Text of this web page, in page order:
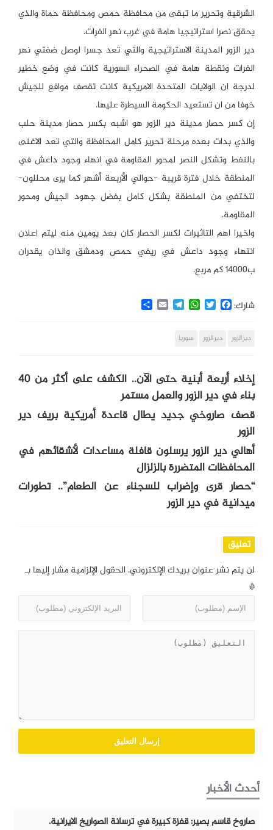
الشرقية وتحرير ما تبقى من محافظة حمص ومحافظة حماة والذي
يحقق نصرا استراتيجيا هامة في غرب نهر الفرات.
دير الزور المدينة الاستراتيجية والتي تعد جسرا لوصل ضفتي نهر
الفرات ونقطة هامة في الصحراء السورية كانت في وضع خطير
لدرجة ان الولايات المتحدة الامريكية كانت تقصف مواقع للجيش
خوفا من ان تستعيد الحكومة السيطرة عليها.
إن كسر حصار مدينة دير الزور هو اشبه بكسر حصار مدينة حلب
والذي بدات بعده مرحلة تحرير كامل المحافظة والتي تعد الاغنى
بالنفط وتشكل النصر لمحور المقاومة في انهاء وجود داعش في
المنطقة خلال فترة قريبة -حوالي الأربعة أشهر كما يرى محللون-
لتختفي من المنطقة بشكل كامل بفضل جهود الجيش ومحور
المقاومة.
واخيرا اهم التاثيرات لكسر الحصار كان بعد يومين منه ليتم اعلان
انتهاء وجود داعش في ريفي حمص ودمشق والذان يقدران
ب١٤٠٠٠ كم مربع.
شارك: Facebook
Twitter
WhatsApp
Telegram
Email
Share
ديرالزور دیرالزور سوريا
إخلاء أربعة أبنية حتى الآن.. الكشف على أكثر من 40
بناء في دير الزور والعمل مستمر
قصف صاروخي جديد يطال قاعدة أمريكية بريف دير
الزور
أهالي دير الزور يرسلون قافلة مساعدات لأشقائهم في
المحافظات المتضررة بالزلزال
“حصار قرى وإضراب للسجناء عن الطعام”.. تطورات
ميدانية في دير الزور
تعليق
لن يتم نشر عنوان بريدك الإلكتروني. الحقول الإلزامية مشار إليها بـ
*
أحدث الأخبار
صاروخ قاسم بصير: قفزة كبيرة في ترسانة الصواريخ الايرانية.